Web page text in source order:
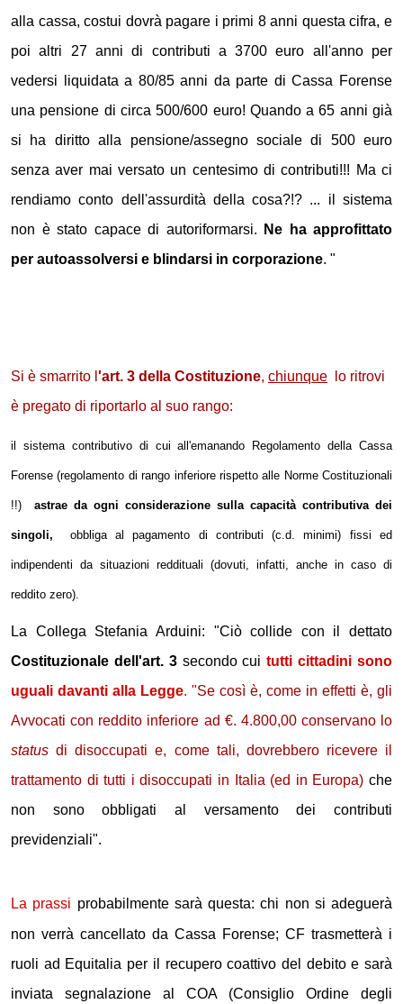
alla cassa, costui dovrà pagare i primi 8 anni questa cifra, e
poi altri 27 anni di contributi a 3700 euro all'anno per
vedersi liquidata a 80/85 anni da parte di Cassa Forense
una pensione di circa 500/600 euro! Quando a 65 anni già
si ha diritto alla pensione/assegno sociale di 500 euro
senza aver mai versato un centesimo di contributi!!! Ma ci
rendiamo conto dell'assurdità della cosa?!? ... il sistema
non è stato capace di autoriformarsi.
Ne ha approfittato
per autoassolversi e blindarsi in corporazione. "
Si è smarrito l 'art. 3 della Costituzione, chiunque lo ritrovi
è pregato di riportarlo al suo rango:
il sistema contributivo di cui all'emanando Regolamentodella Cassa
Forense(regolamento di rango inferiore rispetto alle Norme Costituzionali
!!) astrae da ogni considerazione sulla capacità contributiva dei
singoli, obbliga al pagamento di contributi (c.d. minimi) fissi ed
indipendenti da situazioni reddituali (dovuti, infatti, anche in caso di
reddito zero).
La Collega Stefania Arduini: "Ciò collide con il dettato
Costituzionale dell'art. 3secondo cui tutti cittadini sono
uguali davanti alla Legge. "Se così è, come in effetti è, gli
Avvocati con reddito inferiore ad €. 4.800,00 conservano lo
status di disoccupati e, come tali, dovrebbero ricevere il
trattamento di tutti i disoccupati in Italia (ed in Europa) che
non sono obbligati al versamento dei contributi
previdenziali".
La prassi probabilmente sarà questa: chi non si adeguerà
non verrà cancellato da Cassa Forense; CF trasmetterà i
ruoli ad Equitalia per il recupero coattivo del debito e sarà
inviata segnalazione al COA (Consiglio Ordine degli